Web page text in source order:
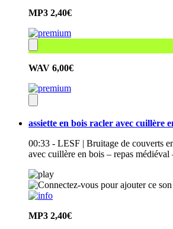
MP3 2,40€
WAV 6,00€
assiette en bois racler avec cuillère
00:33 - LESF | Bruitage de couverts
avec cuillère en bois – repas
MP3 2,40€